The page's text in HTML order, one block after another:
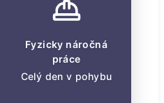
Fyzicky náročná
práce
Celý den v pohybu